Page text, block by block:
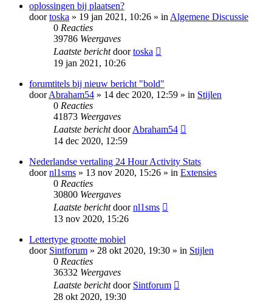
oplossingen bij plaatsen?
doortoska » 19 jan 2021, 10:26 » inAlgemene Discussie
0 Reacties
39786 Weergaves
Laatste berichtdoortoska
19 jan 2021, 10:26
forumtitels bij nieuw bericht "bold"
doorAbraham54 » 14 dec 2020, 12:59 » in Stijlen
0 Reacties
41873 Weergaves
Laatste berichtdoorAbraham54
14 dec 2020, 12:59
Nederlandse vertaling 24 Hour Activity Stats
doornl1sms » 13 nov 2020, 15:26 » in Extensies
0 Reacties
30800 Weergaves
Laatste berichtdoornl1sms
13 nov 2020, 15:26
Lettertype grootte mobiel
door Sintforum » 28 okt 2020, 19:30 » in Stijlen
0 Reacties
36332 Weergaves
Laatste berichtdoor Sintforum
28 okt 2020, 19:30